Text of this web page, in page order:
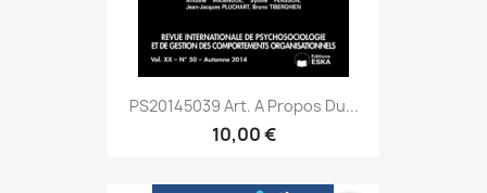
PS20145039 Art. A Propos Du...
10,00 €